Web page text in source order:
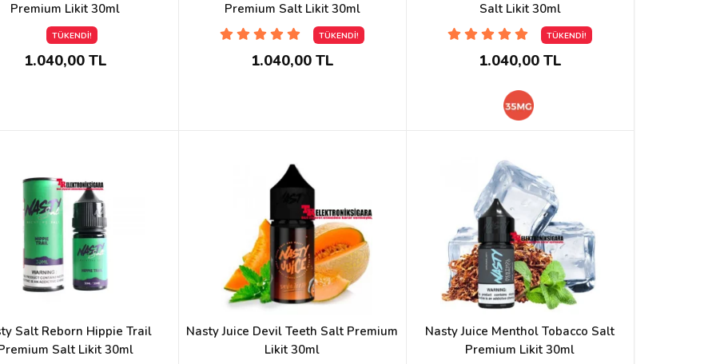
Premium Likit 30ml
TÜKENDİ!
1.040,00 TL
Premium Salt Likit 30ml
TÜKENDİ!
1.040,00 TL
Salt Likit 30ml
TÜKENDİ!
1.040,00 TL
Salt Reborn Hippie Trail
Salt Likit 30ml
Nasty Juice Devil Teeth Salt Premium
Likit 30ml
Nasty Juice Menthol Tobacco Salt
Premium Likit 30ml